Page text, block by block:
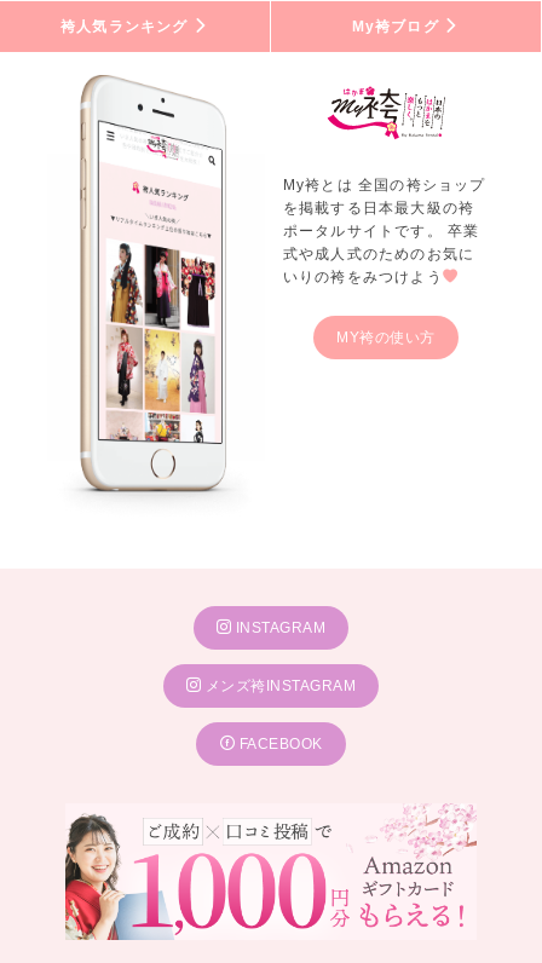
袴人気ランキング My袴ブログ
My袴とは 全国の袴ショップ
を掲載する日本最大級の袴
ポータルサイトです。 卒業
式や成人式のためのお気に
いりの袴をみつけよう
MY袴の使い方
INSTAGRAM
メンズ袴INSTAGRAM
FACEBOOK